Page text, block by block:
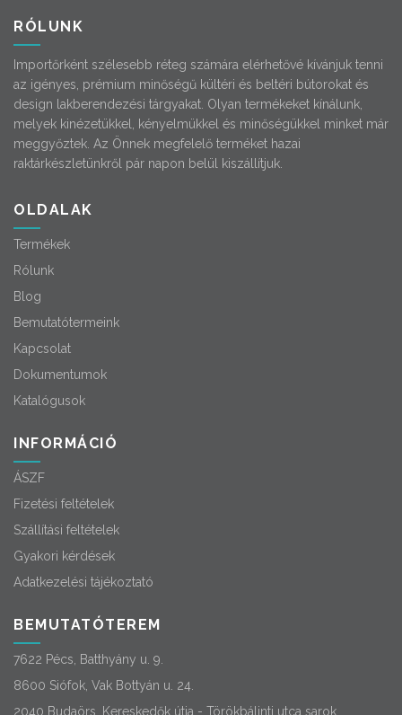
RÓLUNK
Importőrként szélesebb réteg számára elérhetővé kívánjuk tenni
az igényes, prémium minőségű kültéri és beltéri bútorokat és
design lakberendezési tárgyakat. Olyan termékeket kínálunk,
melyek kinézetükkel, kényelmükkel és minőségükkel minket már
meggyőztek. Az Önnek megfelelő terméket hazai
raktárkészletünkről pár napon belül kiszállítjuk.
OLDALAK
Termékek
Rólunk
Blog
Bemutatótermeink
Kapcsolat
Dokumentumok
Katalógusok
INFORMÁCIÓ
ÁSZF
Fizetési feltételek
Szállítási feltételek
Gyakori kérdések
Adatkezelési tájékoztató
BEMUTATÓTEREM
7622 Pécs, Batthyány u. 9.
8600 Siófok, Vak Bottyán u. 24.
2040 Budaörs, Kereskedők útja - Törökbálinti utca sarok